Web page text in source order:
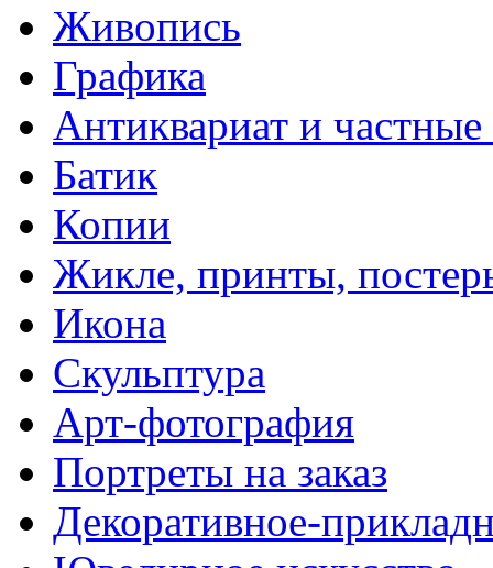
Живопись
Графика
Антиквариат и
Батик
Копии
Жикле, принты,
Икона
Скульптура
Арт-фотография
Портреты на заказ
Декоративное-